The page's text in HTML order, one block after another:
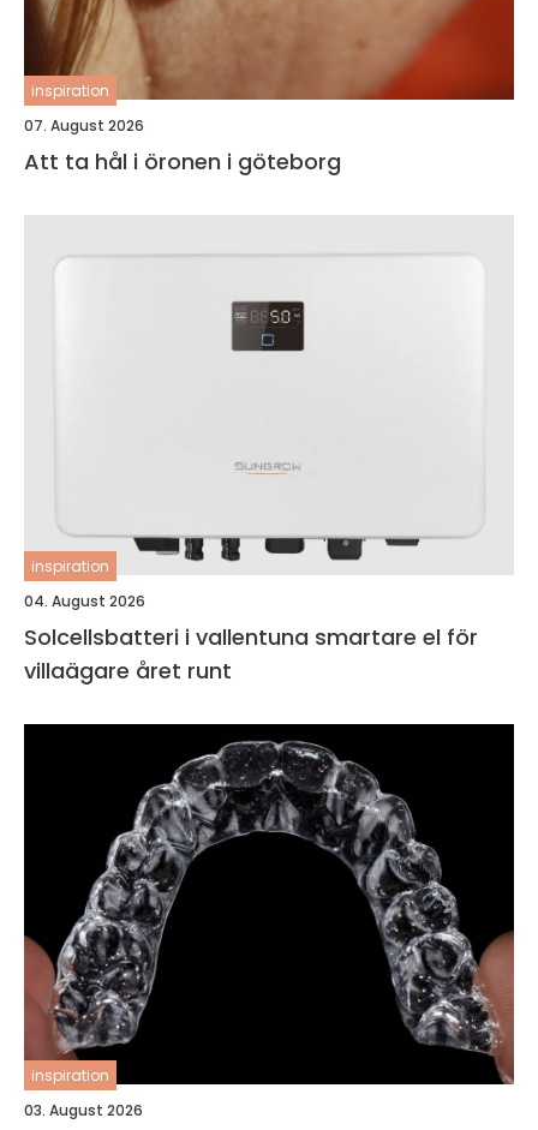
inspiration
07. August 2026
Att ta hål i öronen i göteborg
inspiration
04. August 2026
Solcellsbatteri i vallentuna smartare el för
villaägare året runt
inspiration
03. August 2026